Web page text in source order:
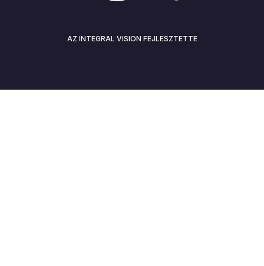
AZ INTEGRAL VISION FEJLESZTETTE